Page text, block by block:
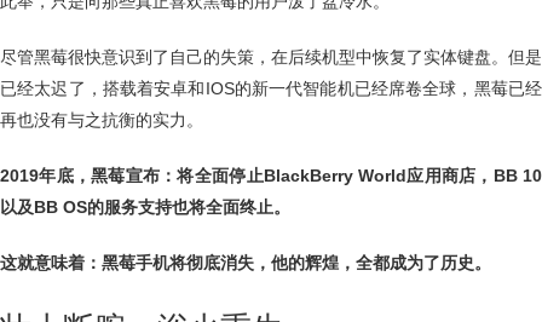
尽管黑莓很快意识到了自己的失策，在后续机型中恢复了实体键盘。但是
已经太迟了，搭载着安卓和IOS的新一代智能机已经席卷全球，黑莓已经
再也没有与之抗衡的实力。
2019年底，黑莓宣布：将全面停止BlackBerry World应用商店，BB 10
以及BB OS的服务支持也将全面终止。
这就意味着：黑莓手机将彻底消失，他的辉煌，全都成为了历史。